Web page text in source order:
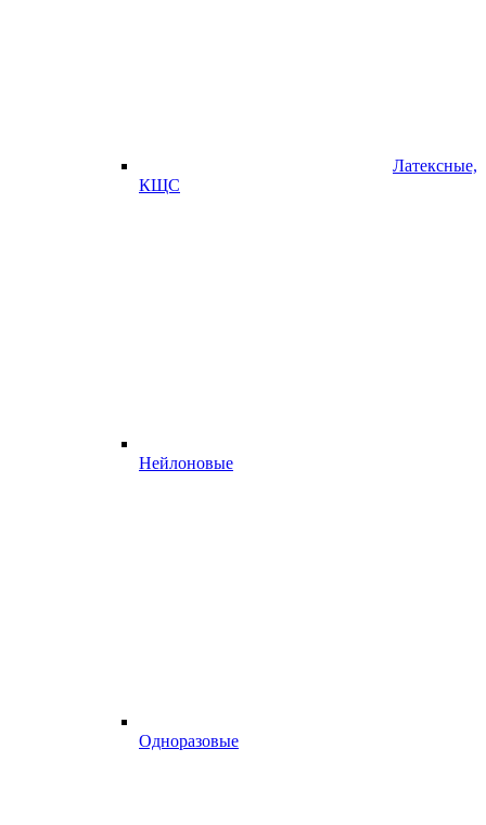
Латексные,
КЩС
Нейлоновые
Одноразовые